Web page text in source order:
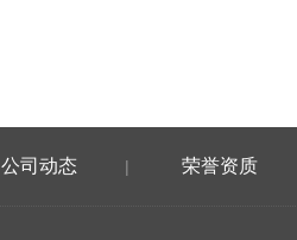
公司动态 | 荣誉资质